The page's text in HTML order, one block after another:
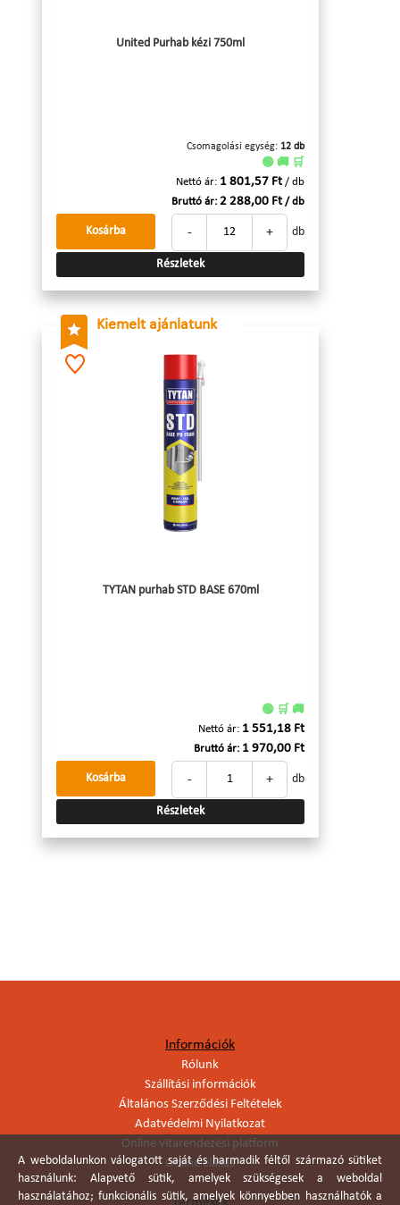
United Purhab kézi 750ml
Csomagolási egység: 12 db
🟢 🚚 🛒
Nettó ár: 1 801,57 Ft / db
Bruttó ár: 2 288,00 Ft / db
- + db
Kosárba
Részletek
Kiemelt ajánlatunk
TYTAN purhab STD BASE 670ml
🟢 🛒 🚚
Nettó ár: 1 551,18 Ft
Bruttó ár: 1 970,00 Ft
- + db
Kosárba
Részletek
Információk
Rólunk
Szállítási információk
Általános Szerződési Feltételek
Adatvédelmi Nyilatkozat
Online vitarendezési platform
Online elállás
A weboldalunkon válogatott saját és harmadik féltől származó sütiket
használunk: Alapvető sütik, amelyek szükségesek a weboldal
használatához; funkcionális sütik, amelyek könnyebben használhatók a